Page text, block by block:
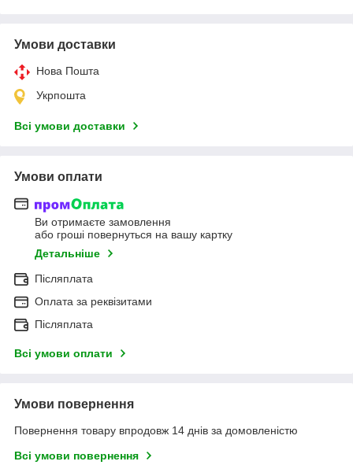
Умови доставки
Нова Пошта
Укрпошта
Всі умови доставки
Умови оплати
Ви отримаєте замовлення
або гроші повернуться на вашу картку
Детальніше
Післяплата
Оплата за реквізитами
Післяплата
Всі умови оплати
Умови повернення
Повернення товару впродовж 14 днів за домовленістю
Всі умови повернення